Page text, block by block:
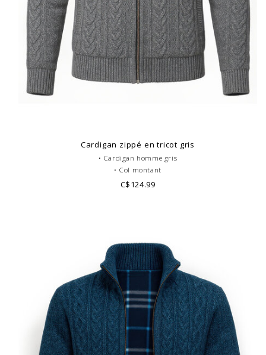
Cardigan zippé en tricot gris
• Cardigan homme gris
• Col montant
• Doublure en tartan écossais
C$124.99